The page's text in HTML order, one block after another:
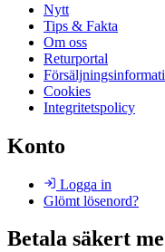
Nytt
Tips & Fakta
Om oss
Returportal
Cookies
Integritetspolicy
Konto
Logga in
Glömt lösenord?
Betala säkert